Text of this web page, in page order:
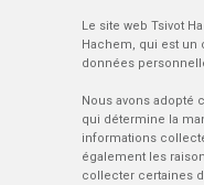
Le site web Tsivot
Hachem, qui est un
données
Nous avons adopté
qui détermine la
informations
également les
collecter certaines